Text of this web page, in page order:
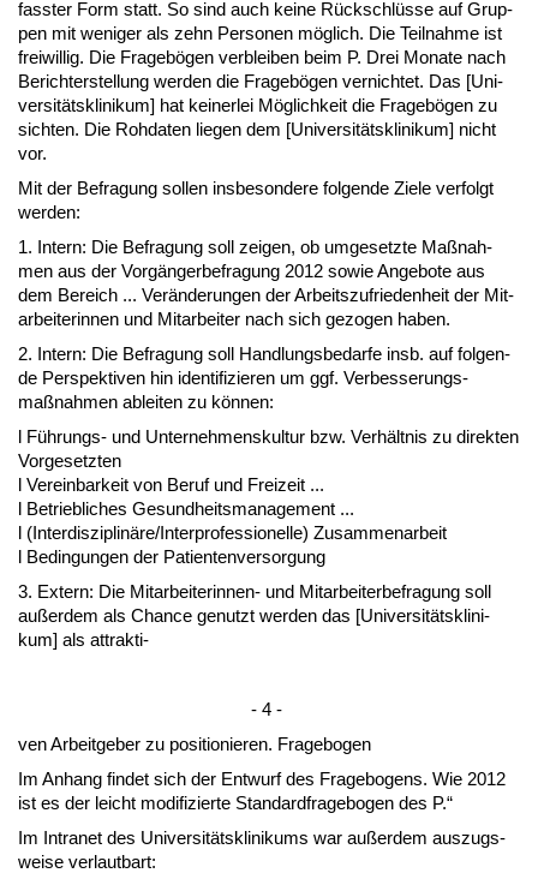
fass­ter Form statt. So sind auch kei­ne Rück­schlüsse auf Grup­
pen mit we­ni­ger als zehn Per­so­nen möglich. Die Teil­nah­me ist
frei­wil­lig. Die Fra­gebögen ver­blei­ben beim P. Drei Mo­na­te nach
Be­rich­ter­stel­lung wer­den die Fra­gebögen ver­nich­tet. Das [Uni­
ver­sitätskli­ni­kum] hat kei­ner­lei Möglich­keit die Fra­gebögen zu
sich­ten. Die Roh­da­ten lie­gen dem [Uni­ver­sitätskli­ni­kum] nicht
vor.
Mit der Be­fra­gung sol­len ins­be­son­de­re fol­gen­de Zie­le ver­folgt
wer­den:
1. In­tern: Die Be­fra­gung soll zei­gen, ob um­ge­setz­te Maßnah­
men aus der Vorgänger­be­fra­gung 2012 so­wie An­ge­bo­te aus
dem Be­reich ... Verände­run­gen der Ar­beits­zu­frie­den­heit der Mit­
ar­bei­te­rin­nen und Mit­ar­bei­ter nach sich ge­zo­gen ha­ben.
2. In­tern: Die Be­fra­gung soll Hand­lungs­be­dar­fe insb. auf fol­gen­
de Per­spek­ti­ven hin iden­ti­fi­zie­ren um ggf. Ver­bes­se­rungs­
maßnah­men ab­lei­ten zu können:
l Führungs- und Un­ter­neh­mens­kul­tur bzw. Verhält­nis zu di­rek­ten
Vor­ge­setz­ten
l Ver­ein­bar­keit von Be­ruf und Frei­zeit ...
l Be­trieb­li­ches Ge­sund­heits­ma­nage­ment ...
l (In­ter­dis­zi­plinäre/In­ter­pro­fes­sio­nel­le) Zu­sam­men­ar­beit
l Be­din­gun­gen der Pa­ti­en­ten­ver­sor­gung
3. Ex­tern: Die Mit­ar­bei­te­rin­nen- und Mit­ar­bei­ter­be­fra­gung soll
außer­dem als Chan­ce ge­nutzt wer­den das [Uni­ver­sitätskli­ni­
kum] als at­trak­ti-
- 4 -
ven Ar­beit­ge­ber zu po­si­tio­nie­ren. Fra­ge­bo­gen
Im An­hang fin­det sich der Ent­wurf des Fra­ge­bo­gens. Wie 2012
ist es der leicht mo­di­fi­zier­te Stan­dard­fra­ge­bo­gen des P.“
Im In­tra­net des Uni­ver­sitätskli­ni­kums war außer­dem aus­zugs­
wei­se ver­laut­bart: